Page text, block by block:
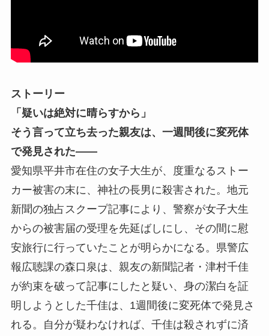
ストーリー
「疑いは絶対に晴らすから」
そう言って立ち去った親友は、一週間後に変死体
で発見された――
愛知県平井市在住の女子大生が、度重なるストー
カー被害の末に、神社の長男に殺害された。地元
新聞の独占スクープ記事により、警察が女子大生
からの被害届の受理を先延ばしにし、その間に慰
安旅行に行っていたことが明らかになる。県警広
報広聴課の森口泉は、親友の新聞記者・津村千佳
が約束を破って記事にしたと疑い、身の潔白を証
明しようとした千佳は、1週間後に変死体で発見さ
れる。自分が疑わなければ、千佳は殺されずに済